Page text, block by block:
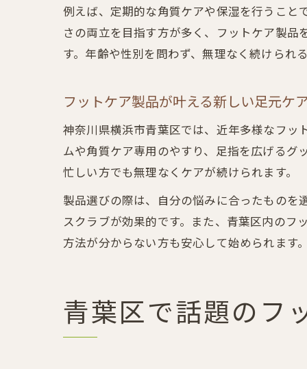
例えば、定期的な角質ケアや保湿を行うこ
さの両立を目指す方が多く、フットケア製
す。年齢や性別を問わず、無理なく続けられ
フットケア製品が叶える新しい足元ケ
神奈川県横浜市青葉区では、近年多様なフッ
ムや角質ケア専用のやすり、足指を広げるグ
忙しい方でも無理なくケアが続けられます。
製品選びの際は、自分の悩みに合ったものを
スクラブが効果的です。また、青葉区内の
方法が分からない方も安心して始められます
青葉区で話題のフ